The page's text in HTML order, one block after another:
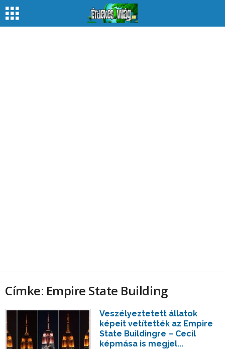
Címke: Empire State Building
Veszélyeztetett állatok
képeit vetítették az Empire
State Buildingre – Cecil
képmása is megjel...